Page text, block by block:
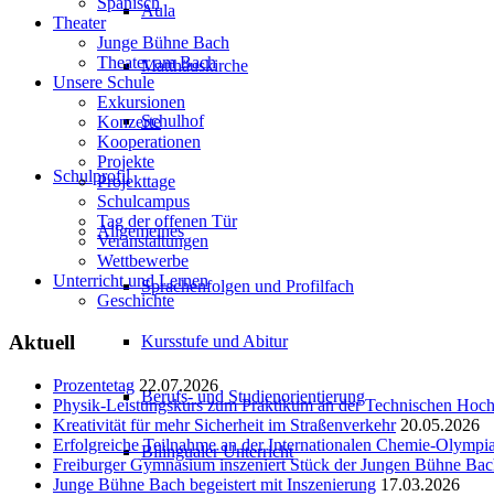
Aula
Matthäuskirche
Schulhof
Schulprofil
Allgemeines
Sprachenfolgen und Profilfach
Kursstufe und Abitur
Berufs- und Studienorientierung
Bilingualer Unterricht
Theater
Junge Bühne Bach
Theater am Bach
Unsere Schule
Exkursionen
Konzerte
Kooperationen
Projekte
Projekttage
Schulcampus
Tag der offenen Tür
Veranstaltungen
Wettbewerbe
Unterricht und Lernen
Geschichte
Aktuell
Prozentetag 22.07.2026
Physik-Leistungskurs zum Praktikum an der Technischen
Kreativität für mehr Sicherheit im Straßenverkehr 20.05.2026
Erfolgreiche Teilnahme an der Internationalen Chemie-
Freiburger Gymnasium inszeniert Stück der Jungen Bühne
Junge Bühne Bach begeistert mit Inszenierung 17.03.2026